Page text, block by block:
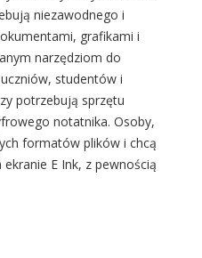
niezawodnego i
grafikami i
narzędziom do
studentów i
potrzebują sprzętu
notatnika. Osoby,
formatów plików i chcą
E Ink, z pewnością